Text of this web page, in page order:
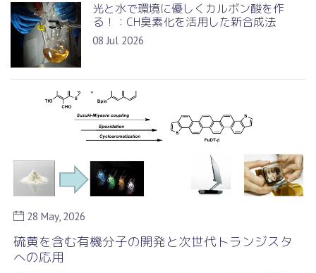
28 May, 2026
硫黄を含む有機分子の開発と次世代トランジスタ
への応用
光と水で環境に優しくカルボン酸を作
る！：CH臭素化を活用した新合成法
08 Jul 2026